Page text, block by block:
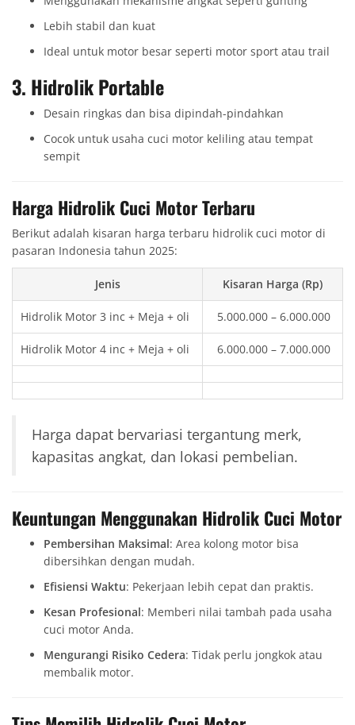
Lebih stabil dan kuat
Ideal untuk motor besar seperti motor sport atau trail
3. Hidrolik Portable
Desain ringkas dan bisa dipindah-pindahkan
Cocok untuk usaha cuci motor keliling atau tempat
sempit
Harga Hidrolik Cuci Motor Terbaru
Berikut adalah kisaran harga terbaru hidrolik cuci motor di
pasaran Indonesia tahun 2025:
Jenis Kisaran Harga (Rp)
Hidrolik Motor 3 inc + Meja + oli 5.000.000 – 6.000.000
Hidrolik Motor 4 inc + Meja + oli 6.000.000 – 7.000.000
Harga dapat bervariasi tergantung merk,
kapasitas angkat, dan lokasi pembelian.
Keuntungan Menggunakan Hidrolik Cuci Motor
Pembersihan Maksimal: Area kolong motor bisa
dibersihkan dengan mudah.
Efisiensi Waktu: Pekerjaan lebih cepat dan praktis.
Kesan Profesional: Memberi nilai tambah pada usaha
cuci motor Anda.
Mengurangi Risiko Cedera: Tidak perlu jongkok atau
membalik motor.